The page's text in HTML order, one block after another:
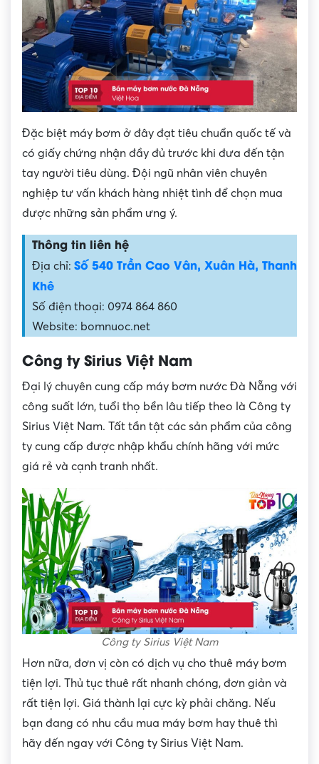
Đặc biệt máy bơm ở đây đạt tiêu chuẩn quốc tế và
có giấy chứng nhận đầy đủ trước khi đưa đến tận
tay người tiêu dùng. Đội ngũ nhân viên chuyên
nghiệp tư vấn khách hàng nhiệt tình để chọn mua
được những sản phẩm ưng ý.
Thông tin liên hệ
Địa chỉ: Số 540 Trần Cao Vân, Xuân Hà, Thanh
Khê
Số điện thoại: 0974 864 860
Website: bomnuoc.net
Công ty Sirius Việt Nam
Đại lý chuyên cung cấp máy bơm nước Đà Nẵng với
công suất lớn, tuổi thọ bền lâu tiếp theo là Công ty
Sirius Việt Nam. Tất tần tật các sản phẩm của công
ty cung cấp được nhập khẩu chính hãng với mức
giá rẻ và cạnh tranh nhất.
Công ty Sirius Việt Nam
Hơn nữa, đơn vị còn có dịch vụ cho thuê máy bơm
tiện lợi. Thủ tục thuê rất nhanh chóng, đơn giản và
rất tiện lợi. Giá thành lại cực kỳ phải chăng. Nếu
bạn đang có nhu cầu mua máy bơm hay thuê thì
hãy đến ngay với Công ty Sirius Việt Nam.